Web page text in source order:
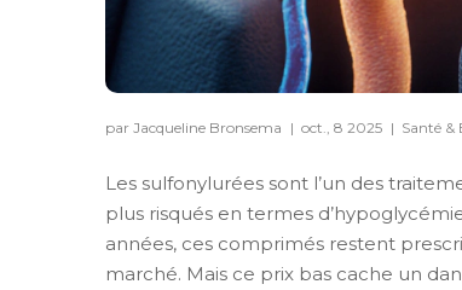
par Jacqueline Bronsema | oct., 8 2025 | Santé &
Les sulfonylurées sont l’un des
plus risqués en termes
années, ces comprimés restent
marché. Mais ce prix bas cache un